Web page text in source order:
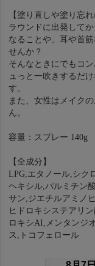
【塗り直しや塗り忘れ
ラウンドに出発して
なることや、耳や首
せんか？
そんなときにでもコ
ュっと一吹きするだ
す。
また、女性はメイク
ん。
容量：スプレー 140g
【全成分】
LPG,エタノール,シク
ヘキシル,パルミチン
サン,ジエチルアミノ
ヒドロキシステアリ
ロキシAI,メンタンジ
ス,トコフェロール